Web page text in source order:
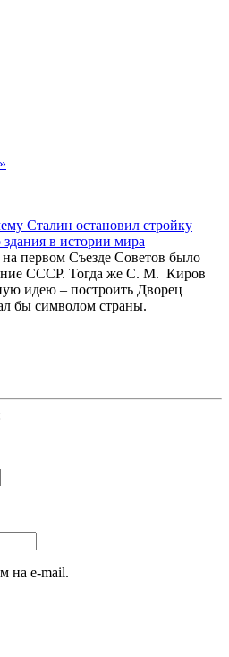
Сталин остановил стройку
здания в истории мира
на первом Съезде Советов было
СССР. Тогда же С. М. Киров
идею – построить Дворец
бы символом страны.
на e-mail.